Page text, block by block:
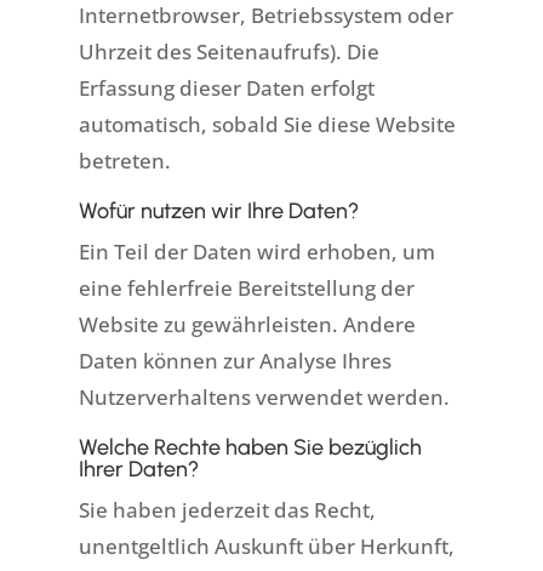
Internetbrowser, Betriebssystem oder
Uhrzeit des Seitenaufrufs). Die
Erfassung dieser Daten erfolgt
automatisch, sobald Sie diese Website
betreten.
Wofür nutzen wir Ihre Daten?
Ein Teil der Daten wird erhoben, um
eine fehlerfreie Bereitstellung der
Website zu gewährleisten. Andere
Daten können zur Analyse Ihres
Nutzerverhaltens verwendet werden.
Welche Rechte haben Sie bezüglich
Ihrer Daten?
Sie haben jederzeit das Recht,
unentgeltlich Auskunft über Herkunft,